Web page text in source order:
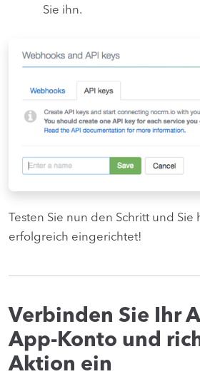
Sie ihn.
Testen Sie nun den Schritt und
erfolgreich eingerichtet!
Verbinden Sie Ihr
App-Konto und
Aktion ein